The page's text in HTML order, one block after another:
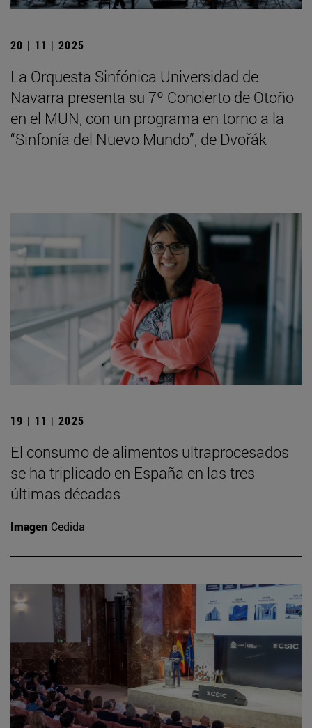
20 | 11 | 2025
La Orquesta Sinfónica Universidad de
Navarra presenta su 7º Concierto de Otoño
en el MUN, con un programa en torno a la
“Sinfonía del Nuevo Mundo”, de Dvořák
19 | 11 | 2025
El consumo de alimentos ultraprocesados
se ha triplicado en España en las tres
últimas décadas
Imagen Cedida